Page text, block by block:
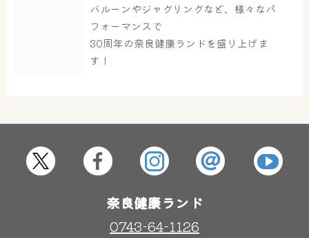
バルーンやジャグリングなど、様々なパ
フォーマンスで
30周年の奈良健康ランドを盛り上げま
す！
奈良健康ランド
0743-64-1126